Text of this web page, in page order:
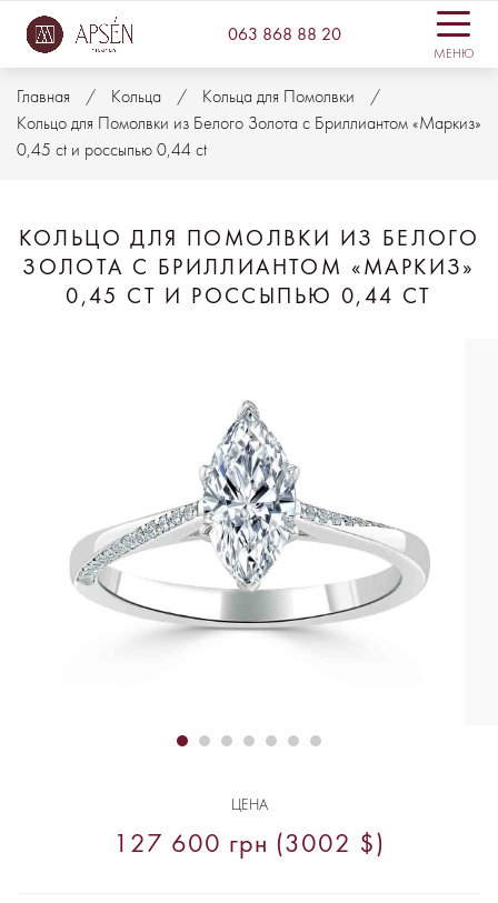
063 868 88 20
МЕНЮ
Главная Кольца
Кольца для Помолвки
Кольцо для Помолвки из Белого Золота с Бриллиантом «Маркиз»
0,45 ct и россыпью 0,44 ct
КОЛЬЦО ДЛЯ ПОМОЛВКИ ИЗ БЕЛОГО
ЗОЛОТА С БРИЛЛИАНТОМ «МАРКИЗ»
0,45 CT И РОССЫПЬЮ 0,44 CT
ЦЕНА
127 600 грн (3002 $)